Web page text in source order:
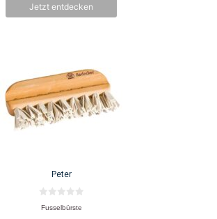
Jetzt entdecken
Peter
0
v
Fusselbürste